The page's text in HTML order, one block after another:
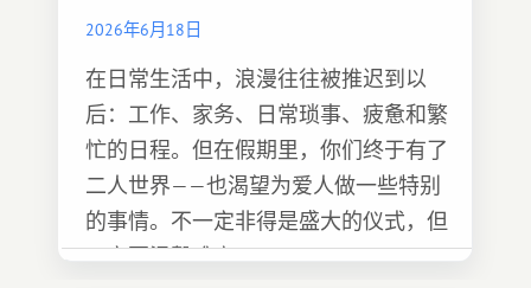
2026年6月18日
在日常生活中，浪漫往往被推迟到以
后：工作、家务、日常琐事、疲惫和繁
忙的日程。但在假期里，你们终于有了
二人世界——也渴望为爱人做一些特别
的事情。不一定非得是盛大的仪式，但
一定要温馨难忘 :)